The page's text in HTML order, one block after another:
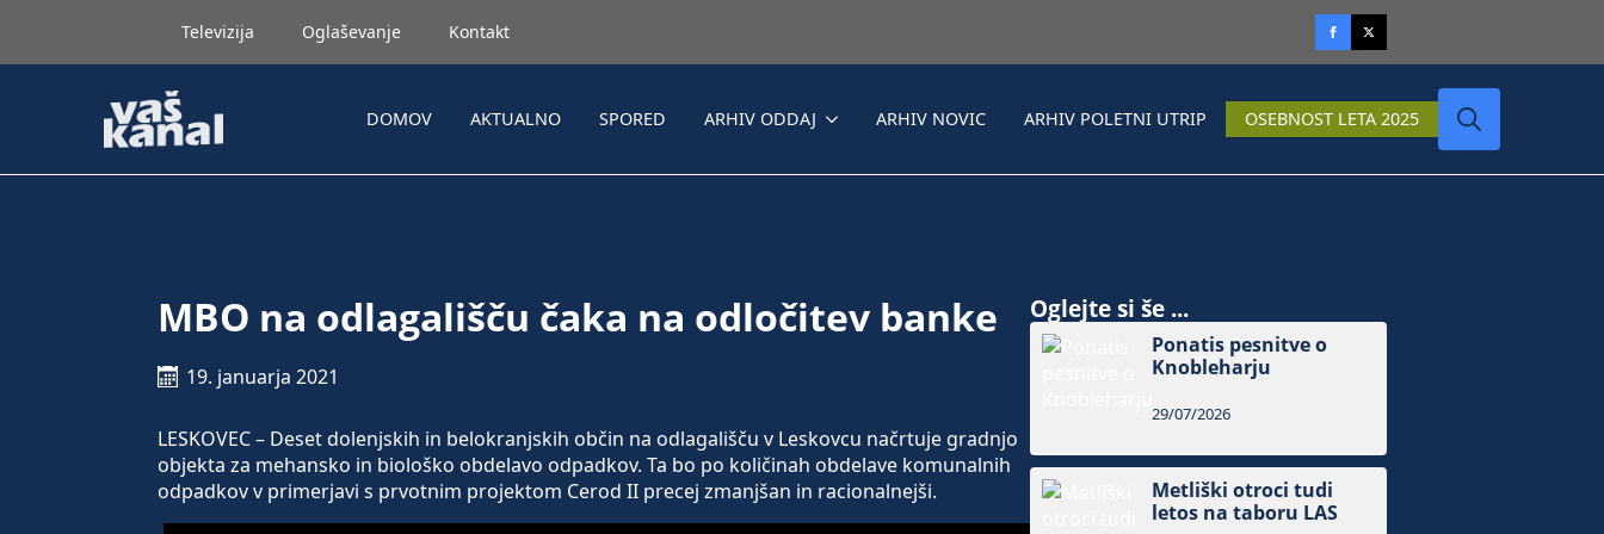
Televizija Oglaševanje Kontakt
DOMOV AKTUALNO SPORED ARHIV ODDAJ ARHIV NOVIC ARHIV POLETNI UTRIP OSEBNOST LETA 2025
MBO na odlagališču čaka na odločitev banke
19. januarja 2021
LESKOVEC – Deset dolenjskih in belokranjskih občin na odlagališču v Leskovcu načrtuje gradnjo
objekta za mehansko in biološko obdelavo odpadkov. Ta bo po količinah obdelave komunalnih
odpadkov v primerjavi s prvotnim projektom Cerod II precej zmanjšan in racionalnejši.
Oglejte si še ...
Ponatis pesnitve o
Knobleharju
29/07/2026
Metliški otroci tudi
letos na taboru LAS